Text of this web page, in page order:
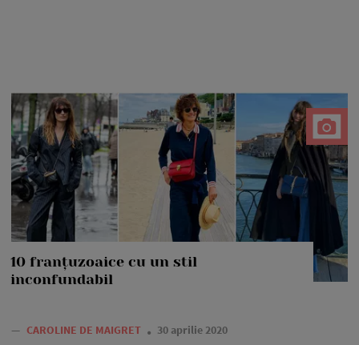
10 franțuzoaice cu un stil
inconfundabil
— CAROLINE DE MAIGRET 30 aprilie 2020